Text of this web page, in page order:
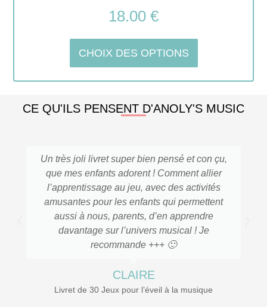
18.00 €
CHOIX DES OPTIONS
CE QU'ILS PENSENT D'ANOLY'S MUSIC
Un très joli livret super bien pensé et con çu,
que mes enfants adorent ! Comment allier
l’apprentissage au jeu, avec des activités
amusantes pour les enfants qui permettent
aussi à nous, parents, d’en apprendre
davantage sur l’univers musical ! Je
recommande +++ 🙂
CLAIRE
Livret de 30 Jeux pour l’éveil à la musique